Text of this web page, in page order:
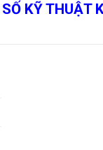
KỸ THUẬT